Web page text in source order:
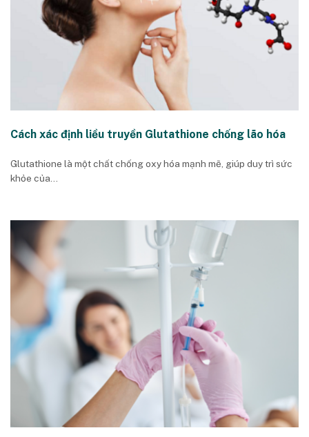
Cách xác định liều truyền Glutathione chống lão hóa
Glutathione là một chất chống oxy hóa mạnh mẽ, giúp duy trì sức
khỏe của...